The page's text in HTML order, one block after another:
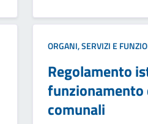
ORGANI, SERVIZI E
Regolamento
funzionamento
comunali